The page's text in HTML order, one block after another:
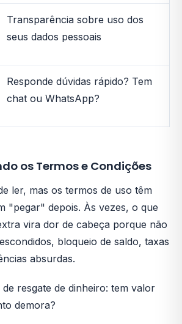
Transparência sobre uso dos
seus dados pessoais
Responde dúvidas rápido? Tem
chat ou WhatsApp?
os Termos e Condições
ler, mas os termos de uso têm
"pegar" depois. Às vezes, o que
vira dor de cabeça porque não
bloqueio de saldo, taxas
absurdas.
de resgate de dinheiro: tem valor
demora?